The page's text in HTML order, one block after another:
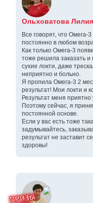
Ольховатова Лилия
Все говорят, что Омега-
постоянно в любом
Как только Омега-3
тоже решила заказать
сухие локти, даже
неприятно и больно.
Я пропила Омега-3 2
результат! Мои локти и
Результат меня приятно
Поэтому сейчас, я
постоянной основе.
Если у вас есть тоже
задумывайтесь,
результат не заставит
здоровы!